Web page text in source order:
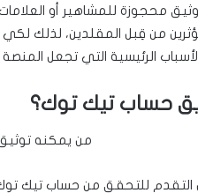
محجوزة للمشاهير أو العلامات
من قِبل المقلدين، لذلك
الرئيسية التي تجعل
حساب تيك توك؟
للتحقق من حساب تيك